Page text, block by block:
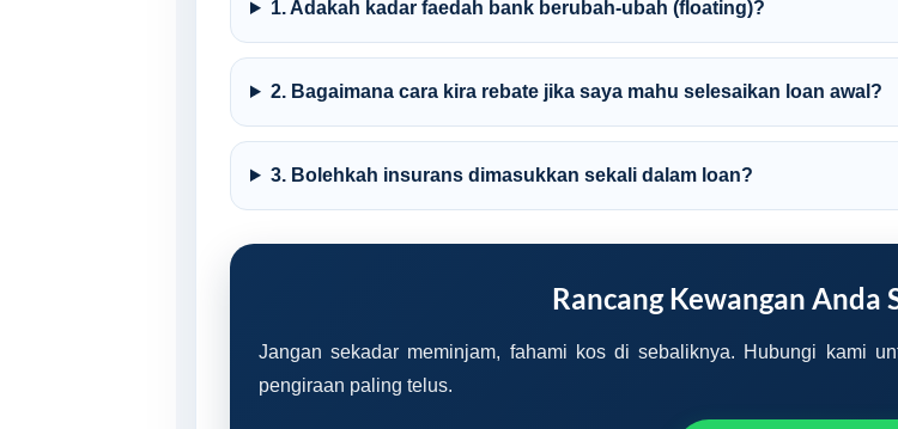
1. Adakah kadar faedah bank berubah-ubah (floating)?
2. Bagaimana cara kira rebate jika saya mahu selesaikan loan awal?
3. Bolehkah insurans dimasukkan sekali dalam loan?
Rancang Kewangan Anda
Jangan sekadar meminjam, fahami kos di sebaliknya. Hubungi kami
pengiraan paling telus.